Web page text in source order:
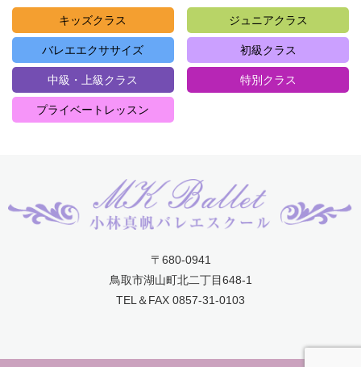
キッズクラス ジュニアクラス
バレエエクササイズ 初級クラス
中級・上級クラス 特別クラス
プライベートレッスン
〒680-0941
鳥取市湖山町北二丁目648-1
TEL＆FAX 0857-31-0103